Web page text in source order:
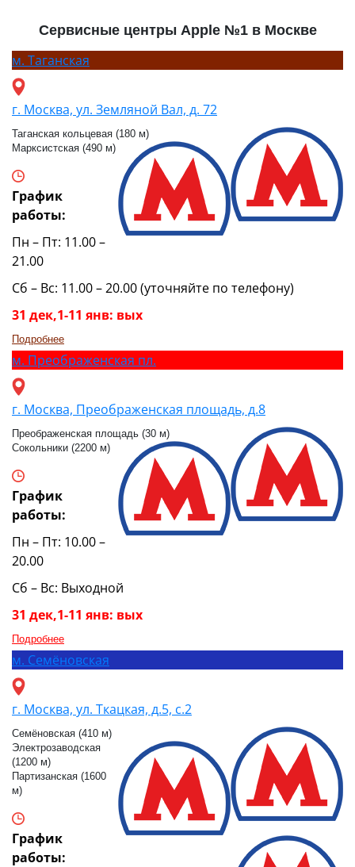
Сервисные центры Apple №1 в Москве
м. Таганская
г. Москва, ул. Земляной Вал, д. 72
Таганская кольцевая (180 м)
Марксистская (490 м)
График
работы:
Пн – Пт: 11.00 –
21.00
Сб – Вс: 11.00 – 20.00 (уточняйте по телефону)
31 дек,1-11 янв: вых
Подробнее
м. Преображенская пл.
г. Москва, Преображенская площадь, д.8
Преображенская площадь (30 м)
Сокольники (2200 м)
График
работы:
Пн – Пт: 10.00 –
20.00
Сб – Вс: Выходной
31 дек,1-11 янв: вых
Подробнее
м. Семёновская
г. Москва, ул. Ткацкая, д.5, с.2
Семёновская (410 м)
Электрозаводская
(1200 м)
Партизанская (1600
м)
График
работы: